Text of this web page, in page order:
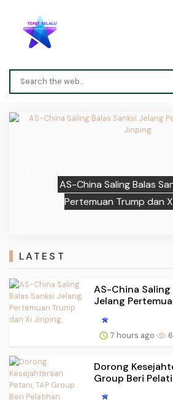
AS-China Saling Balas
Pertemuan Trump dan
Previous
LATEST
AS-China Saling
Jelang
7 hours ago 6
Dorong
Group Beri